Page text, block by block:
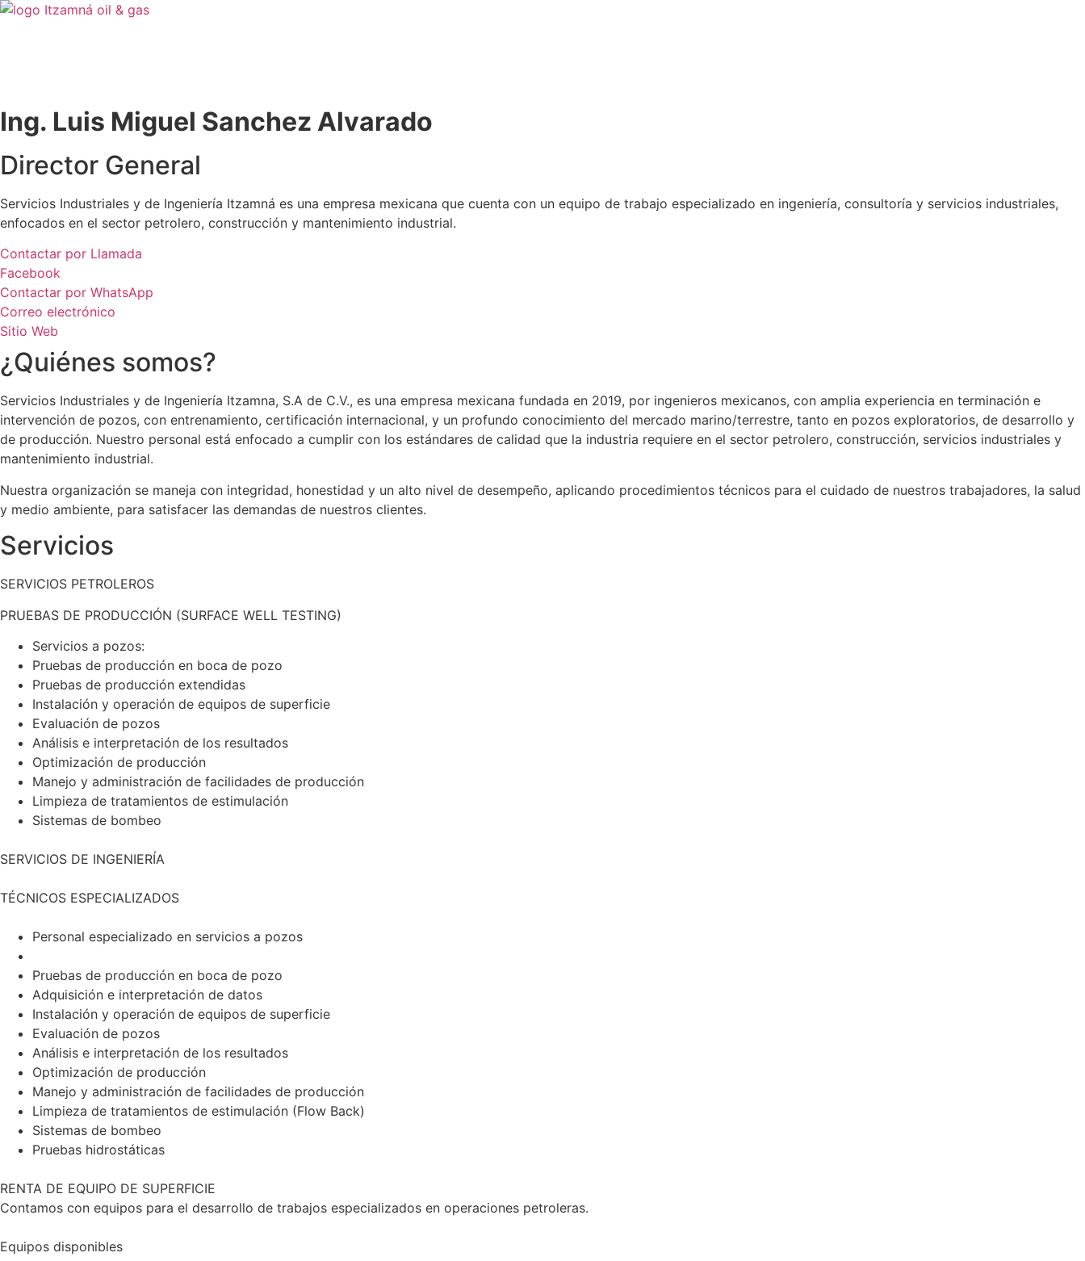
Ing. Luis Miguel Sanchez Alvarado
Director General
Servicios Industriales y de Ingeniería Itzamná es una empresa mexicana que cuenta con un equipo de trabajo especializado en ingeniería, consultoría y servicios industriales,
enfocados en el sector petrolero, construcción y mantenimiento industrial.
Contactar por Llamada
Facebook
Contactar por WhatsApp
Correo electrónico
Sitio Web
¿Quiénes somos?
Servicios Industriales y de Ingeniería Itzamna, S.A de C.V., es una empresa mexicana fundada en 2019, por ingenieros mexicanos, con amplia experiencia en terminación e
intervención de pozos, con entrenamiento, certificación internacional, y un profundo conocimiento del mercado marino/terrestre, tanto en pozos exploratorios, de desarrollo y
de producción. Nuestro personal está enfocado a cumplir con los estándares de calidad que la industria requiere en el sector petrolero, construcción, servicios industriales y
mantenimiento industrial.
Nuestra organización se maneja con integridad, honestidad y un alto nivel de desempeño, aplicando procedimientos técnicos para el cuidado de nuestros trabajadores, la salud
y medio ambiente, para satisfacer las demandas de nuestros clientes.
Servicios
SERVICIOS PETROLEROS
PRUEBAS DE PRODUCCIÓN (SURFACE WELL TESTING)
Servicios a pozos:
Pruebas de producción en boca de pozo
Pruebas de producción extendidas
Instalación y operación de equipos de superficie
Evaluación de pozos
Análisis e interpretación de los resultados
Optimización de producción
Manejo y administración de facilidades de producción
Limpieza de tratamientos de estimulación
Sistemas de bombeo
SERVICIOS DE INGENIERÍA
TÉCNICOS ESPECIALIZADOS
Personal especializado en servicios a pozos
Pruebas de producción en boca de pozo
Adquisición e interpretación de datos
Instalación y operación de equipos de superficie
Evaluación de pozos
Análisis e interpretación de los resultados
Optimización de producción
Manejo y administración de facilidades de producción
Limpieza de tratamientos de estimulación (Flow Back)
Sistemas de bombeo
Pruebas hidrostáticas
RENTA DE EQUIPO DE SUPERFICIE
Contamos con equipos para el desarrollo de trabajos especializados en operaciones petroleras.
Equipos disponibles